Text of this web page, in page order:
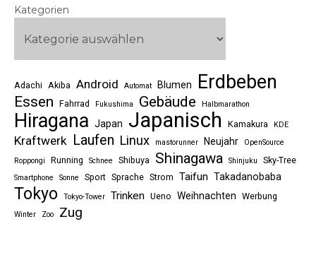
Kategorien
Adachi Akiba Android Automat Blumen Erdbeben
Essen Fahrrad Fukushima Gebäude Halbmarathon
Hiragana Japan Japanisch Kamakura KDE
Kraftwerk Laufen Linux mastorunner Neujahr
OpenSource
Roppongi
Running Schnee Shibuya Shinagawa Shinjuku Sky-Tree
Smartphone Sonne Sport Sprache Strom Taifun Takadanobaba
Tokyo Tokyo-Tower Trinken Ueno Weihnachten Werbung
Winter Zoo Zug